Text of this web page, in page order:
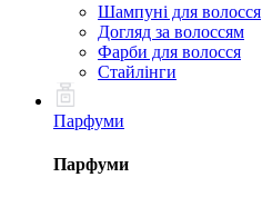
Шампуні для волосся
Догляд за волоссям
Фарби для волосся
Стайлінги
Парфуми
Парфуми